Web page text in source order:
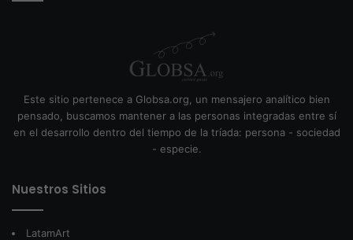
Este sitio pertenece a Globsa.org, un mensajero analítico bien
pensado, buscamos mantener a las personas integradas entre sí
en el desarrollo dentro del tiempo de la tríada: persona - sociedad
- especie.
Nuestros Sitios
LatamArt